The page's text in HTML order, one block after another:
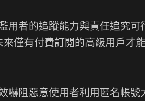
者的追蹤能力與責任追究可
僅有付費訂閱的高級用戶才
嚇阻惡意使用者利用匿名帳號